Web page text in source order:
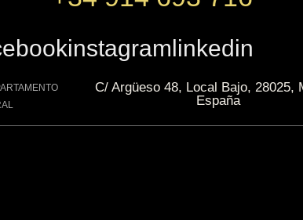
instagramlinkedin
C/ Argüeso 48, Local Bajo, 28025,
España